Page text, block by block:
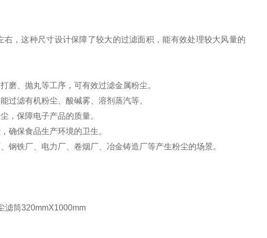
，这种尺寸设计保障了较大的过滤面积，能有效处理较大风量的
磨、抛丸等工序，可有效过滤金属粉尘。
过滤有机粉尘、酸碱雾、溶剂蒸汽等。
，保障电子产品的质量。
确保食品生产环境的卫生。
铁厂、电力厂、卷烟厂、冶金铸造厂等产生粉尘的场景。